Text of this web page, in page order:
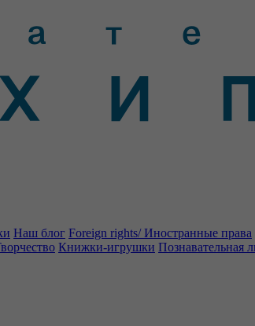
Наш блог Foreign rights/ Иностранные права
Книжки-игрушки Познавательная